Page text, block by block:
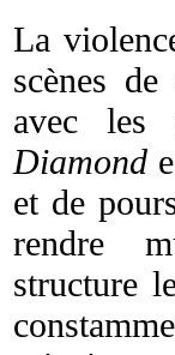
La
scènes
avec les
Diamond
et de
rendre
structure